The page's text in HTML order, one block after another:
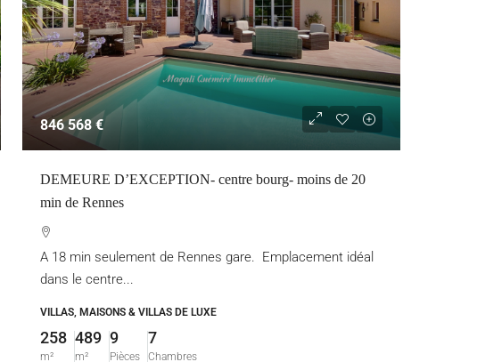
846 568 €
DEMEURE D’EXCEPTION- centre bourg- moins de 20
min de Rennes
A 18 min seulement de Rennes gare. Emplacement idéal
dans le centre...
VILLAS, MAISONS & VILLAS DE LUXE
258
m²
489
m²
9
Pièces
7
Chambres